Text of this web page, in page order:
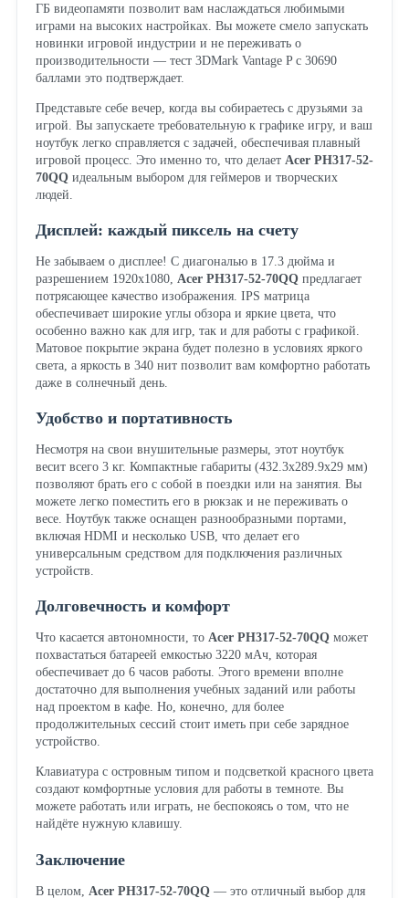
ГБ видеопамяти позволит вам наслаждаться любимыми
играми на высоких настройках. Вы можете смело запускать
новинки игровой индустрии и не переживать о
производительности — тест 3DMark Vantage P с 30690
баллами это подтверждает.
Представьте себе вечер, когда вы собираетесь с друзьями за
игрой. Вы запускаете требовательную к графике игру, и ваш
ноутбук легко справляется с задачей, обеспечивая плавный
игровой процесс. Это именно то, что делает Acer PH317-52-
70QQидеальным выбором для геймеров и творческих
людей.
Дисплей: каждый пиксель на счету
Не забываем о дисплее! С диагональю в 17.3 дюйма и
разрешением 1920x1080, Acer PH317-52-70QQпредлагает
потрясающее качество изображения. IPS матрица
обеспечивает широкие углы обзора и яркие цвета, что
особенно важно как для игр, так и для работы с графикой.
Матовое покрытие экрана будет полезно в условиях яркого
света, а яркость в 340 нит позволит вам комфортно работать
даже в солнечный день.
Удобство и портативность
Несмотря на свои внушительные размеры, этот ноутбук
весит всего 3 кг. Компактные габариты (432.3x289.9x29 мм)
позволяют брать его с собой в поездки или на занятия. Вы
можете легко поместить его в рюкзак и не переживать о
весе. Ноутбук также оснащен разнообразными портами,
включая HDMI и несколько USB, что делает его
универсальным средством для подключения различных
устройств.
Долговечность и комфорт
Что касается автономности, то Acer PH317-52-70QQможет
похвастаться батареей емкостью 3220 мАч, которая
обеспечивает до 6 часов работы. Этого времени вполне
достаточно для выполнения учебных заданий или работы
над проектом в кафе. Но, конечно, для более
продолжительных сессий стоит иметь при себе зарядное
устройство.
Клавиатура с островным типом и подсветкой красного цвета
создают комфортные условия для работы в темноте. Вы
можете работать или играть, не беспокоясь о том, что не
найдёте нужную клавишу.
Заключение
В целом, Acer PH317-52-70QQ— это отличный выбор для